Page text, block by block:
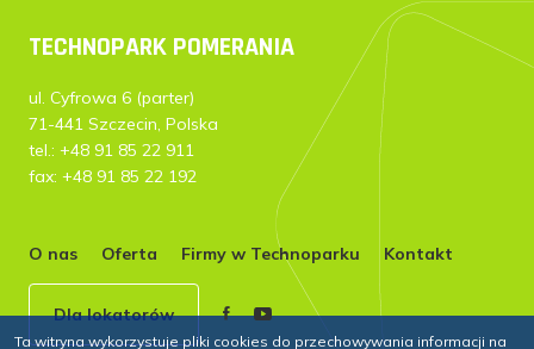
TECHNOPARK POMERANIA
ul. Cyfrowa 6 (parter)
71-441 Szczecin, Polska
tel.: +48 91 85 22 911
fax: +48 91 85 22 192
O nas Oferta Firmy w Technoparku Kontakt
Dla lokatorów
Ta witryna wykorzystuje pliki cookies do przechowywania informacji na